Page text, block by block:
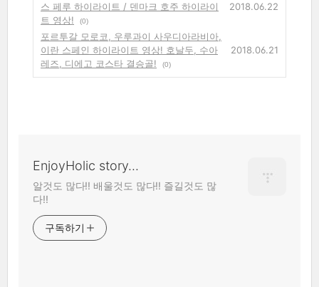
스 페루 하이라이트 / 덴마크 호주 하이라이
트 영상!
(0)
2018.06.22
포르투갈 모로코, 우루과이 사우디아라비아,
이란 스페인 하이라이트 영상! 호날두, 수아
레즈, 디에고 코스타 결승골!
(0)
2018.06.21
EnjoyHolic story...
알것도 많다!! 배울것도 많다!! 즐길것도 많
다!!
구독하기